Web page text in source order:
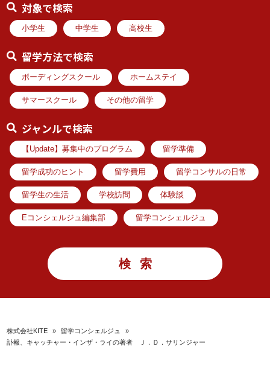
対象で検索
小学生 中学生 高校生
留学方法で検索
ボーディングスクール ホームステイ
サマースクール その他の留学
ジャンルで検索
【Update】募集中のプログラム 留学準備
留学成功のヒント 留学費用 留学コンサルの日常
留学生の生活 学校訪問 体験談
Eコンシェルジュ編集部 留学コンシェルジュ
株式会社KITE » 留学コンシェルジュ
»
訃報、キャッチャー・インザ・ライの著者 Ｊ．Ｄ．サリンジャー